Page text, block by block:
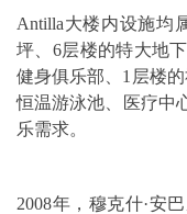
Antilla大楼内设施均
坪、6层楼的特大地
健身俱乐部、1层楼
恒温游泳池、医疗中
乐需求。
2008年，穆克什·安